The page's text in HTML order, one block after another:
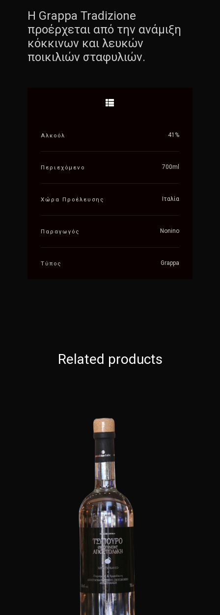
Η Grappa Tradizione
προέρχεται από την ανάμιξη
κόκκινων και λευκών
ποικιλιών σταφυλιών.
Αλκοόλ 41%
Περιεχόμενο 700ml
Χώρα Προέλευσης Ιταλία
Παραγωγός Nonino
Τύπος Grappa
Related products